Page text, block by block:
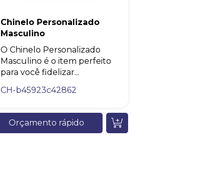
Chinelo Personalizado
Masculino
O Chinelo Personalizado
Masculino é o item perfeito
para você fidelizar...
CH-b45923c42862
Orçamento rápido
Chambo Brindes
online